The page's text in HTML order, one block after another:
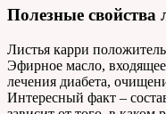
Полезные свойства
Листья карри
Эфирное масло, входящее
лечения диабета,
Интересный факт –